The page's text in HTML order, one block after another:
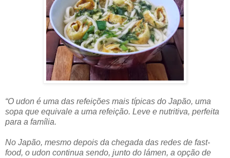
“O udon é uma das refeições mais típicas do Japão, uma
sopa que equivale a uma refeição. Leve e nutritiva, perfeita
para a família.
No Japão, mesmo depois da chegada das redes de fast-
food, o udon continua sendo, junto do lámen, a opção de